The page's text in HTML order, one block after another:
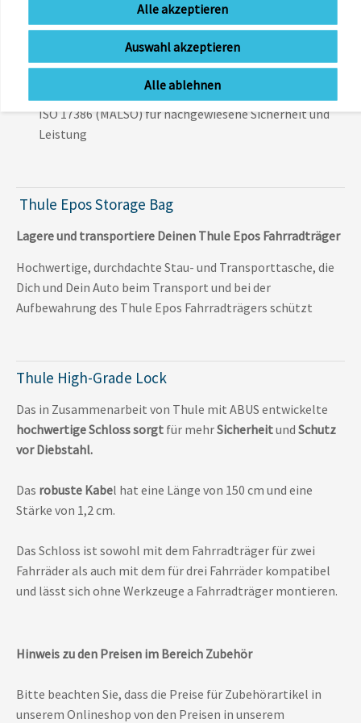
persönlicher Einstellungen und den Empfang von Over-
the-Air-Software-Updates, um das System auf dem
neuesten Stand zu halten
Zuverlässige Sensortechnologie:Verwendet den
gleichen Standard wie Einparksensoren und entspricht
ISO 17386 (MALSO) für nachgewiesene Sicherheit und
Leistung
Thule Epos Storage Bag
Lagere und transportiere Deinen Thule Epos Fahrradträger
Hochwertige, durchdachte Stau- und Transporttasche, die
Dich und Dein Auto beim Transport und bei der
Aufbewahrung des Thule Epos Fahrradträgers schützt
Thule High-Grade Lock
Das in Zusammenarbeit von Thule mit ABUS entwickelte
hochwertige Schloss sorgt für mehrSicherheitund Schutz
vor Diebstahl.
Das robuste Kabel hat eine Länge von 150 cm und eine
Stärke von 1,2 cm.
Das Schloss ist sowohl mit dem Fahrradträger für zwei
Fahrräder als auch mit dem für drei Fahrräder kompatibel
und lässt sich ohne Werkzeuge a Fahrradträger montieren.
Hinweis zu den Preisen im Bereich Zubehör
Bitte beachten Sie, dass die Preise für Zubehörartikel in
unserem Onlineshop von den Preisen in unserem
Alle akzeptieren
Auswahl akzeptieren
Alle ablehnen